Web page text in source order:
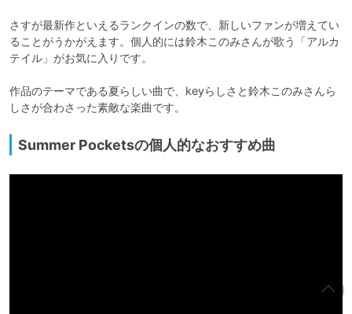
さすが最新作といえるランクインの数で、新しいファンが増えてい
ることがうかがえます。個人的には鈴木このみさんが歌う「アルカ
テイル」がお気に入りです。
作品のテーマである夏らしい曲で、keyらしさと鈴木このみさんら
しさが合わさった素敵な楽曲です。
Summer Pocketsの個人的なおすすめ曲